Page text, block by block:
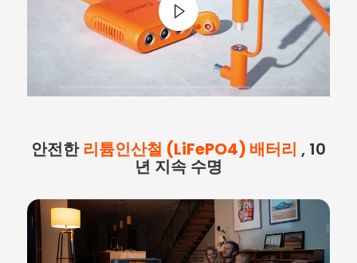
안전한 리튬인산철 (LiFePO4) 배터리 , 10
년 지속 수명